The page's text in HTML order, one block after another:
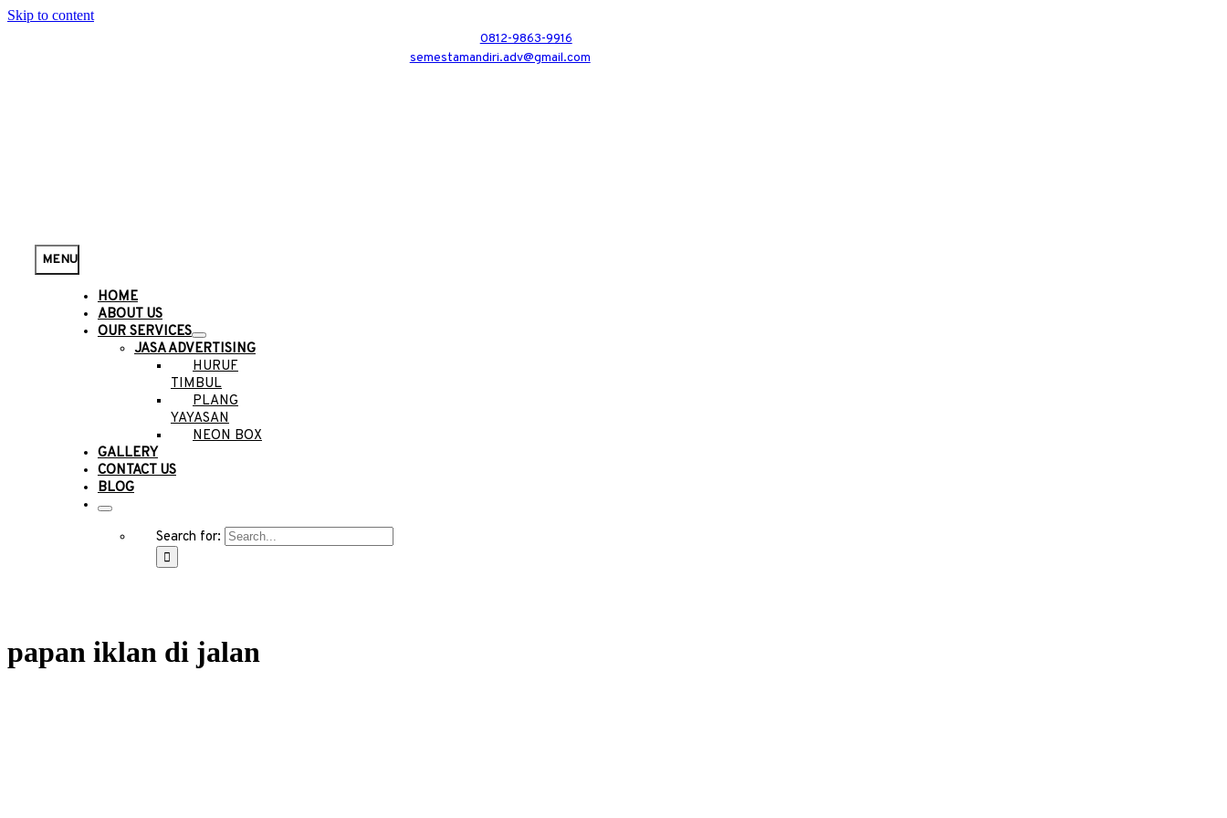
Skip to content
0812-9863-9916
semestamandiri.adv@gmail.com
MENU
HOME
ABOUT US
OUR SERVICES
JASA ADVERTISING
HURUF
TIMBUL
PLANG
YAYASAN
NEON BOX
GALLERY
CONTACT US
BLOG
Search for:
papan iklan di jalan